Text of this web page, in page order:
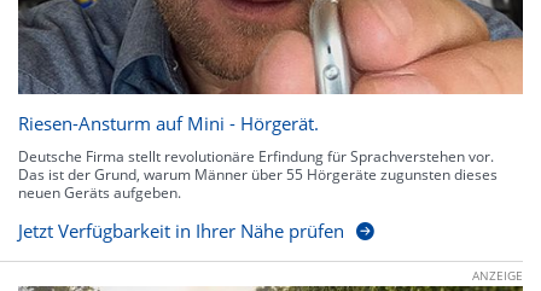
Riesen-Ansturm auf Mini - Hörgerät.
Deutsche Firma stellt revolutionäre Erfindung für Sprachverstehen vor.
Das ist der Grund, warum Männer über 55 Hörgeräte zugunsten dieses
neuen Geräts aufgeben.
Jetzt Verfügbarkeit in Ihrer Nähe prüfen
ANZEIGE